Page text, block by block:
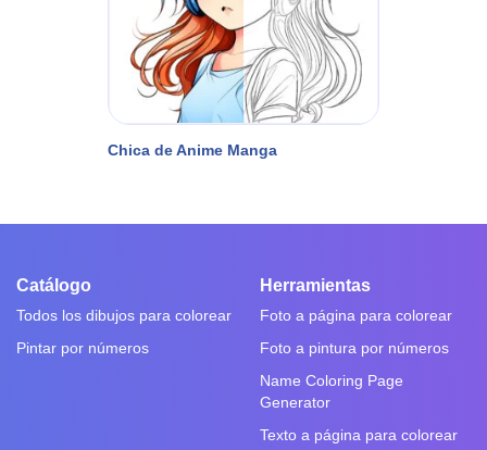
Chica de Anime Manga
Catálogo
Todos los dibujos para colorear
Pintar por números
Herramientas
Foto a página para colorear
Foto a pintura por números
Name Coloring Page
Generator
Texto a página para colorear